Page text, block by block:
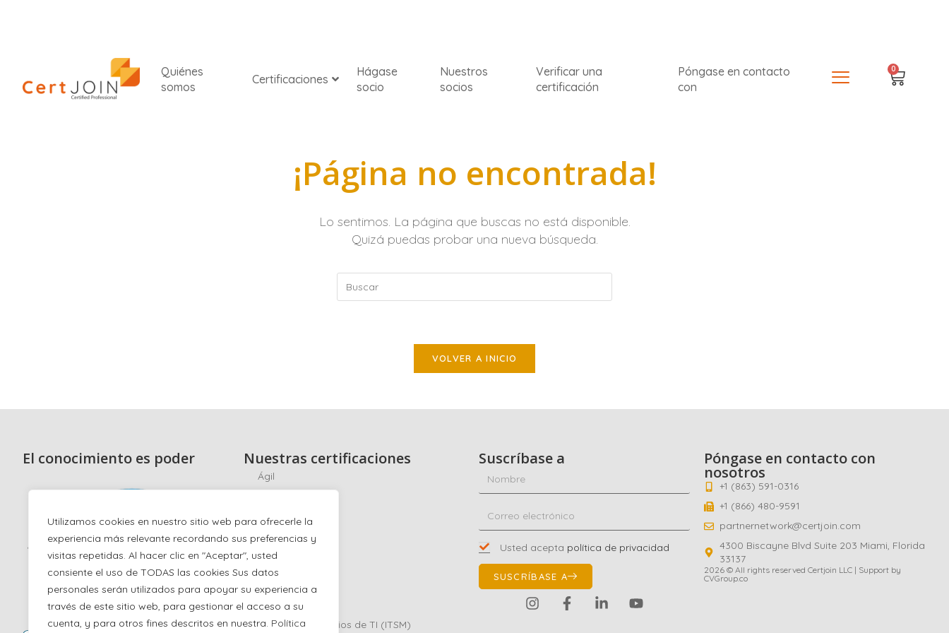
Utilizamos cookies en nuestro sitio web para ofrecerle la
experiencia más relevante recordando sus preferencias y
visitas repetidas. Al hacer clic en "Aceptar", usted
consiente el uso de TODAS las cookies Sus datos
personales serán utilizados para apoyar su experiencia a
través de este sitio web, para gestionar el acceso a su
cuenta, y para otros fines descritos en nuestra. Política
Quiénes
somos
Certificaciones
Hágase
socio
Nuestros
socios
Verificar una
certificación
Póngase en contacto
con
0
¡Página no encontrada!
Lo sentimos. La página que buscas no está disponible.
Quizá puedas probar una nueva búsqueda.
VOLVER A INICIO
El conocimiento es poder Nuestras certificaciones
Ágil
Ciberseguridad
Hacking ético
ISO/IEC 27001
AI
Gestión de servicios de TI (ITSM)
Suscríbase a
Usted acepta política de privacidad
SUSCRÍBASE A
Póngase en contacto con
nosotros
+1 (863) 591-0316
+1 (866) 480-9591
partnernetwork@certjoin.com
4300 Biscayne Blvd Suite 203 Miami, Florida
33137
2026 © All rights reserved Certjoin LLC | Support by
CVGroup.co